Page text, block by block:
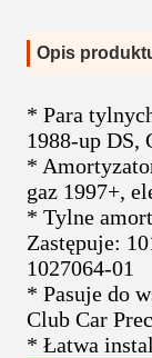
Opis
* Para
1988-up DS,
*
gaz 1997+,
* Tylne
Zastępuje:
1027064-01
* Pasuje do
Club Car
* Łatwa